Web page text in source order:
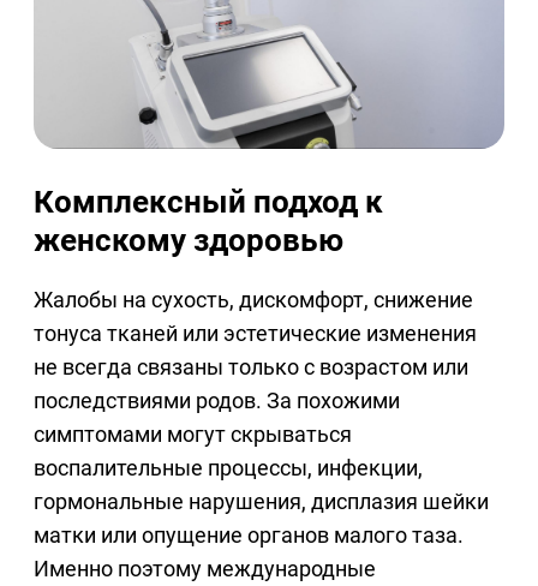
Комплексный подход к
женскому здоровью
Жалобы на сухость, дискомфорт, снижение
тонуса тканей или эстетические изменения
не всегда связаны только с возрастом или
последствиями родов. За похожими
симптомами могут скрываться
воспалительные процессы, инфекции,
гормональные нарушения, дисплазия шейки
матки или опущение органов малого таза.
Именно поэтому международные